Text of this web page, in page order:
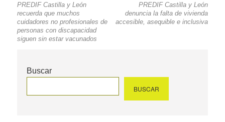
de
entradas
anterior
PREDIF Castilla y León
recuerda que muchos
cuidadores no profesionales de
personas con discapacidad
siguen sin estar vacunados
PREDIF Castilla y León
denuncia la falta de vivienda
accesible, asequible e inclusiva
Buscar
BUSCAR